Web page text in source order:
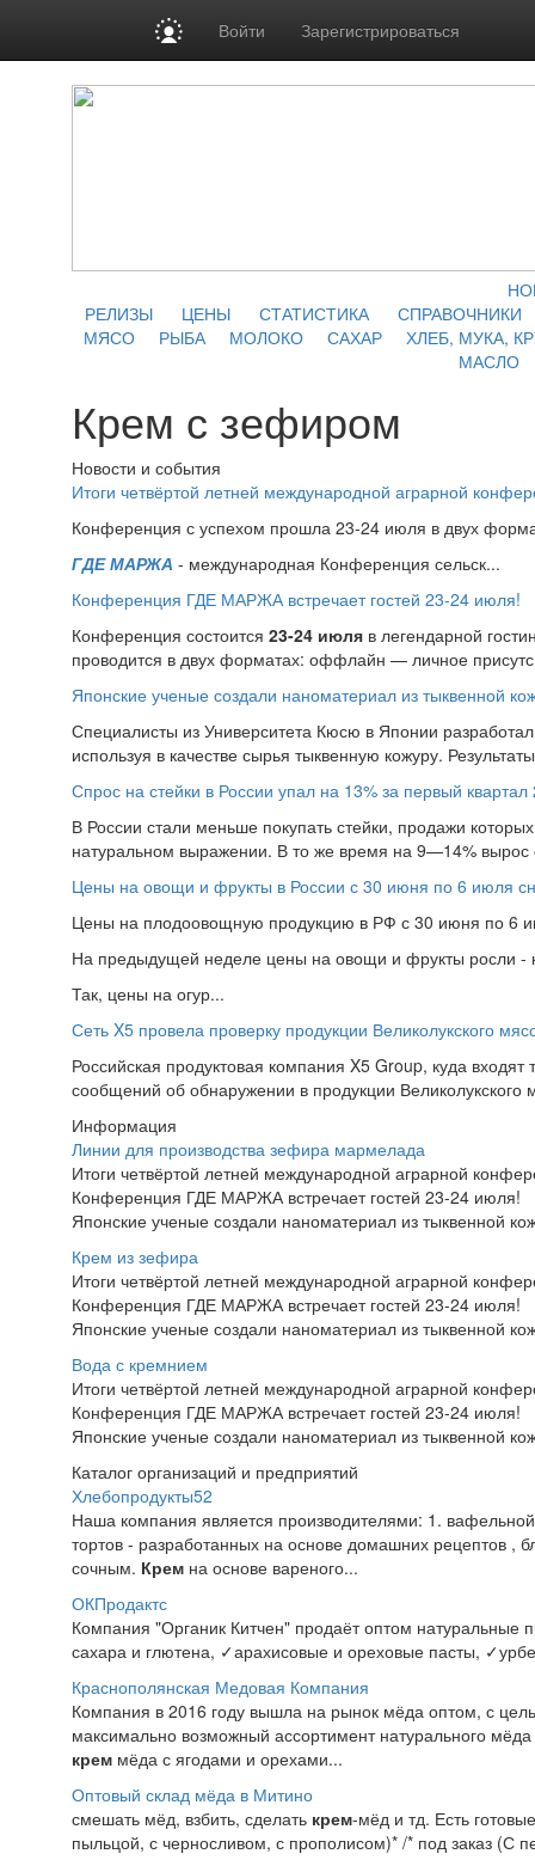
Войти Зарегистрироваться
РЕЛИЗЫ
ЦЕНЫ СТАТИСТИКА
СПРАВОЧНИКИ
МЯСО
РЫБА МОЛОКО САХАР
ХЛЕБ, МУКА,
МАСЛО
Крем с зефиром
Новости и события
Итоги четвёртой летней международной аграрной
Конференция с успехом прошла 23-24 июля в двух
ГДЕ МАРЖА - международная Конференция сельск...
Конференция ГДЕ МАРЖА встречает гостей 23-24 июля!
Конференция состоится 23-24 июля в легендарной
проводится в двух форматах: оффлайн — личное
Японские ученые создали наноматериал из тыквенной
Специалисты из Университета Кюсю в Японии
используя в качестве сырья тыквенную кожуру.
Спрос на стейки в России упал на 13% за первый квартал
В России стали меньше покупать стейки, продажи
натуральном выражении. В то же время на 9—14%
Цены на овощи и фрукты в России с 30 июня по 6 июля
Цены на плодоовощную продукцию в РФ с 30 июня по 6
На предыдущей неделе цены на овощи и фрукты росли -
Так, цены на огур...
Сеть X5 провела проверку продукции Великолукского
Российская продуктовая компания X5 Group, куда
сообщений об обнаружении в продукции
Информация
Линии для производства зефира мармелада
Итоги четвёртой летней международной аграрной
Конференция ГДЕ МАРЖА встречает гостей 23-24 июля!
Японские ученые создали наноматериал из тыквенной
Крем из зефира
Итоги четвёртой летней международной аграрной
Конференция ГДЕ МАРЖА встречает гостей 23-24 июля!
Японские ученые создали наноматериал из тыквенной
Вода с кремнием
Итоги четвёртой летней международной аграрной
Конференция ГДЕ МАРЖА встречает гостей 23-24 июля!
Японские ученые создали наноматериал из тыквенной
Каталог организаций и предприятий
Хлебопродукты52
Наша компания является производителями: 1.
тортов - разработанных на основе домашних рецептов ,
сочным. Крем на основе вареного...
ОКПродактс
Компания "Органик Китчен" продаёт оптом
сахара и глютена, ✓арахисовые и ореховые пасты,
Краснополянская Медовая Компания
Компания в 2016 году вышла на рынок мёда оптом, с
максимально возможный ассортимент натурального
крем мёда с ягодами и орехами...
Оптовый склад мёда в Митино
смешать мёд, взбить, сделать крем-мёд и тд. Есть
пыльцой, с черносливом, с прополисом)* /* под заказ (С